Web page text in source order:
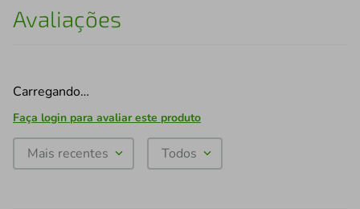
Avaliações
Carregando…
Faça login para avaliar este produto
Mais recentes Todos